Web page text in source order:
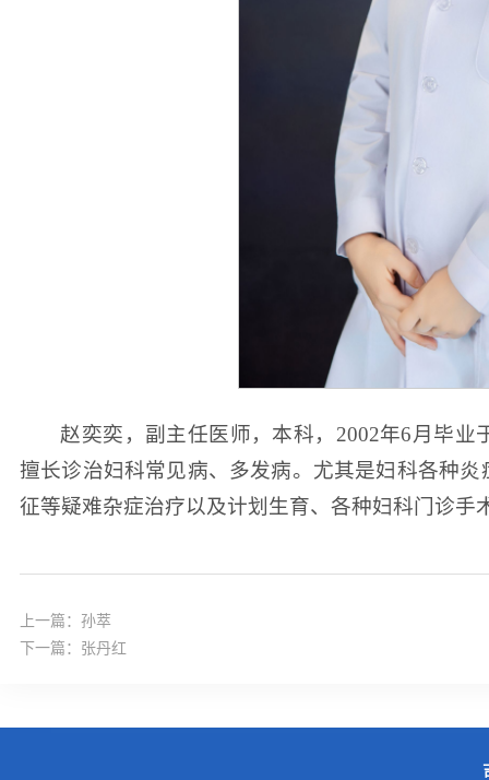
赵奕奕，副主任医师，本科，2002年6月毕
擅长诊治妇科常见病、多发病。尤其是妇科各种
征等疑难杂症治疗以及计划生育、各种妇科门诊手
上一篇： 孙萃
下一篇： 张丹红